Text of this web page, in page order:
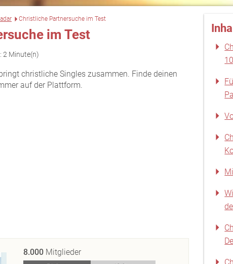
Christliche Partnersuche im Test
im Test
2 Minute(n)
christliche Singles zusammen. Finde deinen
auf der Plattform.
8.000 Mitglieder